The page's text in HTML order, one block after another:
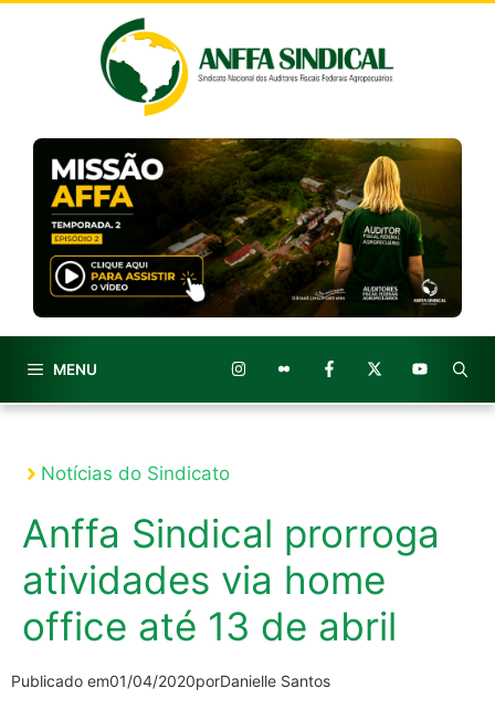
MENU
Notícias do Sindicato
Anffa Sindical prorroga
atividades via home
office até 13 de abril
Publicado em01/04/2020porDanielle Santos